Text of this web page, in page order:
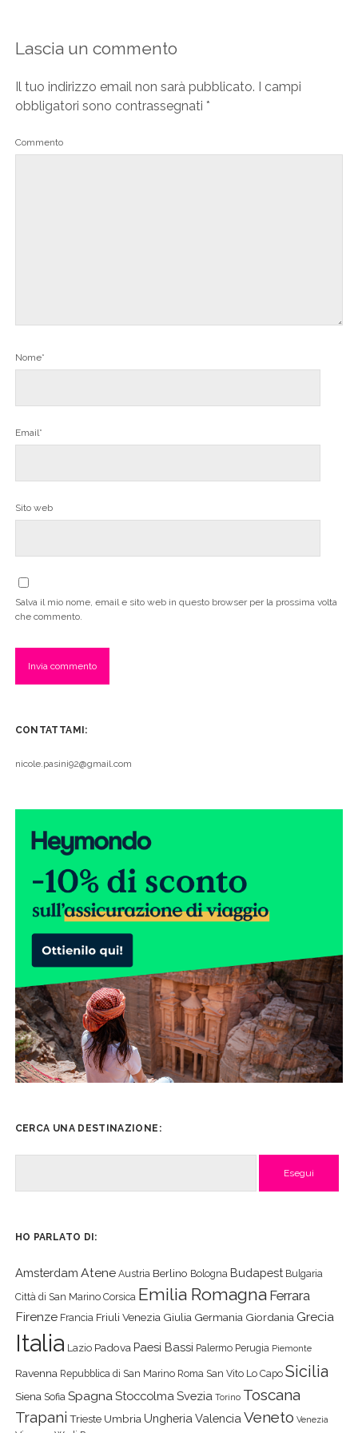
Lascia un commento
Il tuo indirizzo email non sarà pubblicato. I campi
obbligatori sono contrassegnati *
Commento
Nome*
Email*
Sito web
Salva il mio nome, email e sito web in questo browser per la prossima volta
che commento.
CONTATTAMI:
nicole.pasini92@gmail.com
CERCA UNA DESTINAZIONE:
HO PARLATO DI:
Amsterdam Atene Austria Berlino Bologna Budapest Bulgaria
Città di San Marino Corsica Emilia Romagna Ferrara
Firenze Francia Friuli Venezia Giulia Germania Giordania Grecia
Italia Lazio Padova Paesi Bassi Palermo Perugia Piemonte
Ravenna Repubblica di San Marino Roma San Vito Lo Capo Sicilia
Siena Sofia SpagnaStoccolma Svezia Torino Toscana
Trapani Trieste Umbria Ungheria Valencia Veneto Venezia